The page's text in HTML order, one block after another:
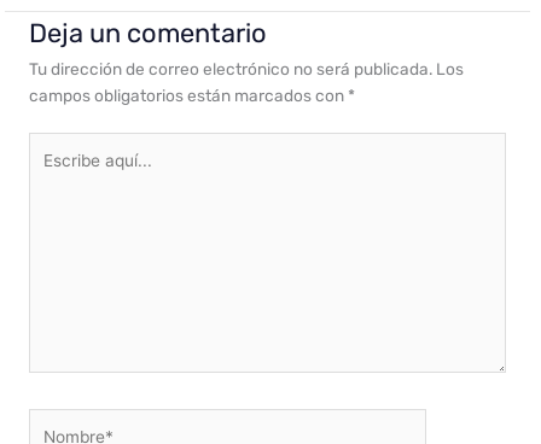
Deja un comentario
Tu dirección de correo electrónico no será publicada. Los
campos obligatorios están marcados con *
aquí...